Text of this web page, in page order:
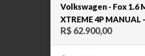
Volkswagen - Fox 1.6
XTREME 4P MANUAL
R$ 62.900,00